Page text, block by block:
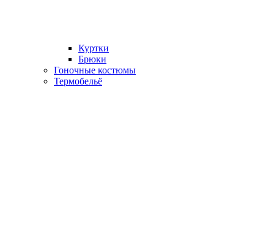
Куртки
Брюки
Гоночные костюмы
Термобельё